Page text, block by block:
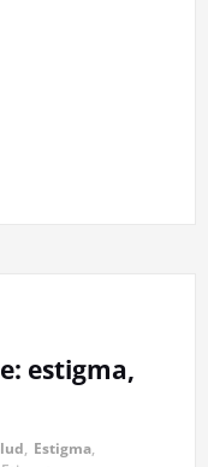
estigma,
, Estigma,